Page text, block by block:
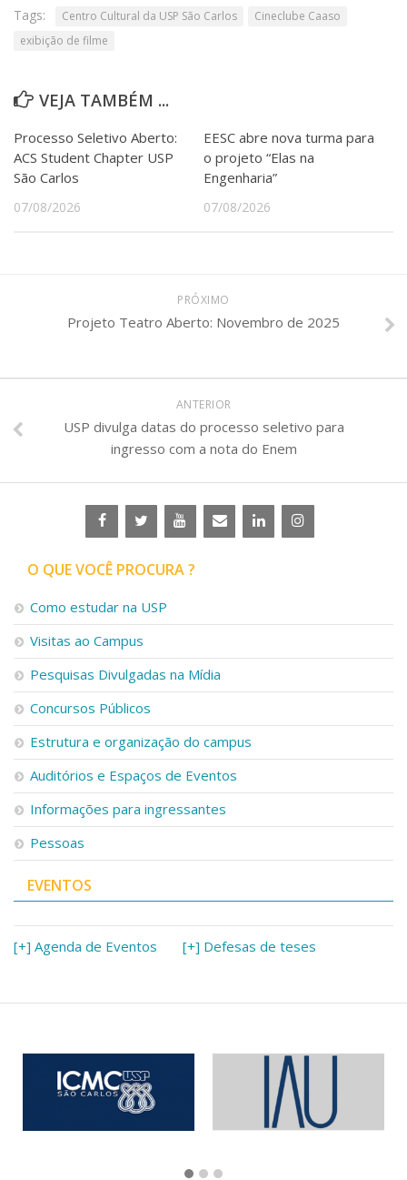
Tags: Centro Cultural da USP São Carlos
Cineclube Caaso
exibição de filme
VEJA TAMBÉM ...
Processo Seletivo Aberto:
ACS Student Chapter USP
São Carlos
07/08/2026
EESC abre nova turma para
o projeto “Elas na
Engenharia”
07/08/2026
PRÓXIMO
Projeto Teatro Aberto: Novembro de 2025
ANTERIOR
USP divulga datas do processo seletivo para
ingresso com a nota do Enem
O QUE VOCÊ PROCURA ?
Como estudar na USP
Visitas ao Campus
Pesquisas Divulgadas na Mídia
Concursos Públicos
Estrutura e organização do campus
Auditórios e Espaços de Eventos
Informações para ingressantes
Pessoas
EVENTOS
[+] Agenda de Eventos [+] Defesas de teses